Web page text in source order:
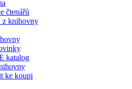
čtenářů
z knihovny
katalog
ke koupi